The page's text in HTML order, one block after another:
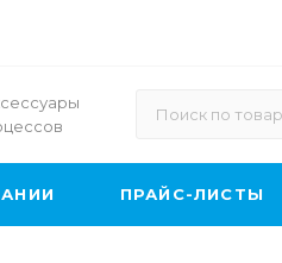
ПРАЙС-ЛИСТЫ